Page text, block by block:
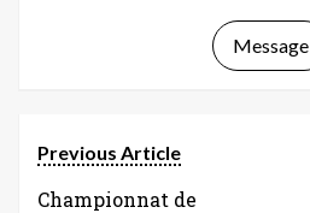
Message
Previous Article
Championnat de